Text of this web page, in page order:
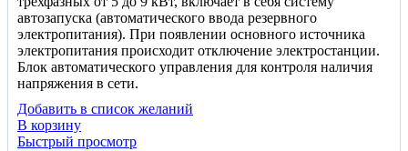
автозапуска (автоматического ввода резервного
электропитания). При появлении основного источника
электропитания происходит отключение электростанции.
Блок автоматического управления для контроля наличия
напряжения в сети.
Добавить в список желаний
В корзину
Быстрый просмотр